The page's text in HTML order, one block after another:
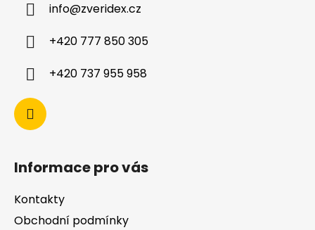
info@zveridex.cz
+420 777 850 305
+420 737 955 958
Informace pro vás
Kontakty
Obchodní podmínky